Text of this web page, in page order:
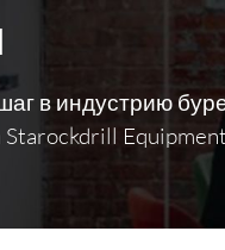
в индустрию